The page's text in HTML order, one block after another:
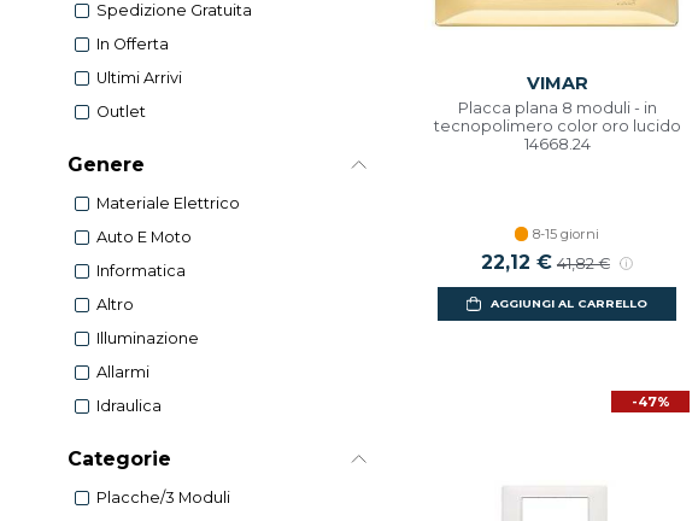
Spedizione Gratuita
In Offerta
Ultimi Arrivi
Outlet
Genere
Materiale Elettrico
Auto E Moto
Informatica
Altro
Illuminazione
Allarmi
Idraulica
Categorie
Placche/3 Moduli
VIMAR
Placca plana 8 moduli - in
tecnopolimero color oro lucido
14668.24
8-15 giorni
Prezzo scontato
22,12 € Prezzo di listino
41,82 €
AGGIUNGI AL CARRELLO
-47%